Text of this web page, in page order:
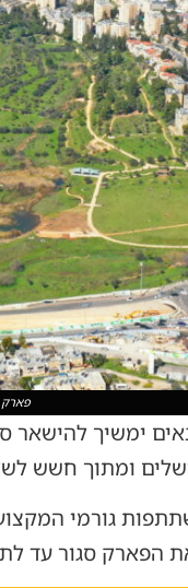
ימשיך
ומתוך חשש
גורמי
עד לתאריך 22/5/